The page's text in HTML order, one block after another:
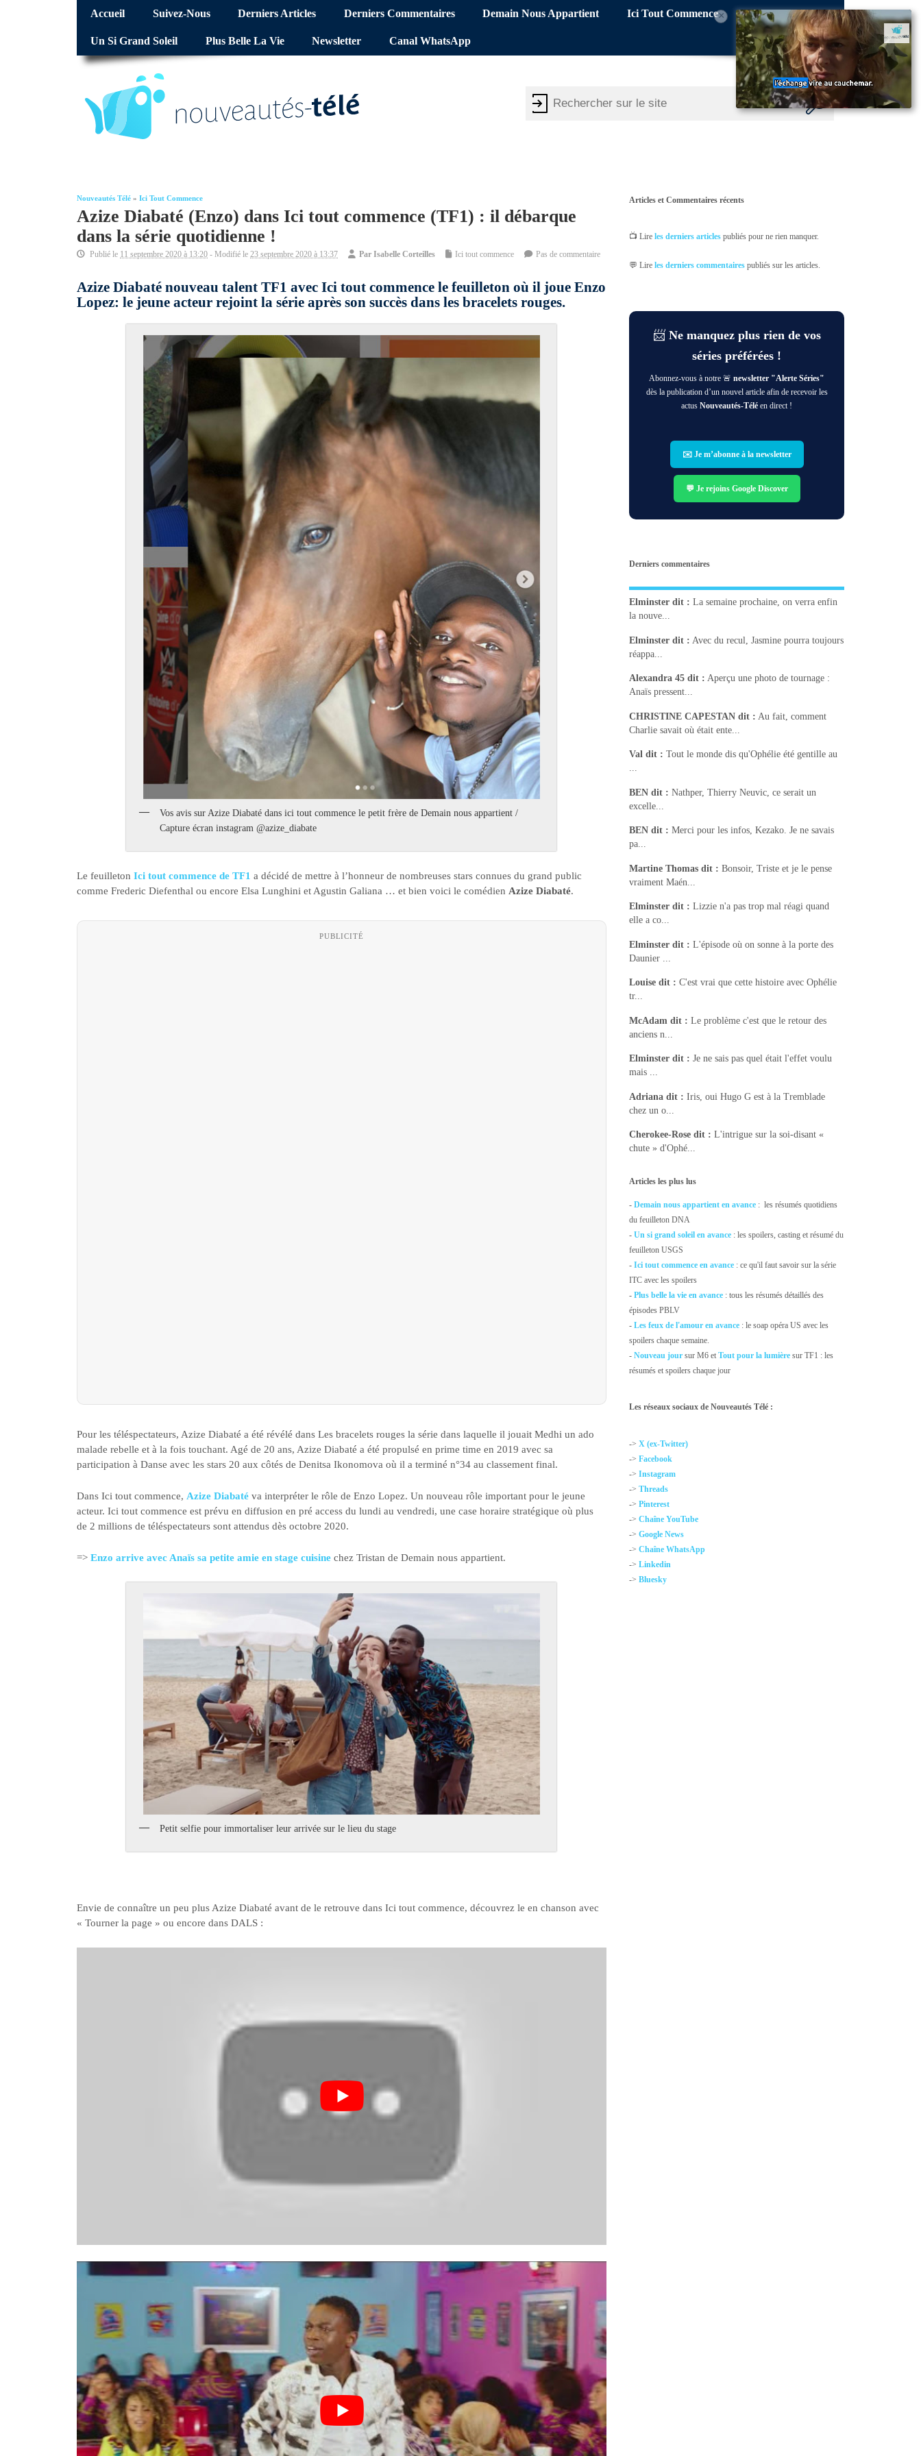
Accueil Suivez-Nous Derniers Articles Derniers Commentaires Demain Nous Appartient Ici Tout Commence
Un Si Grand Soleil Plus Belle La Vie Newsletter Canal WhatsApp
Nouveautés Télé » Ici Tout Commence
Azize Diabaté (Enzo) dans Ici tout commence (TF1) : il débarque
dans la série quotidienne !
Publié le 11 septembre 2020 à 13:20 - Modifié le 23 septembre 2020 à 13:37 Par Isabelle Corteilles Ici tout commence Pas de commentaire
Azize Diabaté nouveau talent TF1 avec Ici tout commence le feuilleton où il joue Enzo
Lopez: le jeune acteur rejoint la série après son succès dans les bracelets rouges.
Vos avis sur Azize Diabaté dans ici tout commence le petit frère de Demain nous appartient /
Capture écran instagram @azize_diabate
Le feuilleton Ici tout commence de TF1 a décidé de mettre à l’honneur de nombreuses stars connues du grand public
comme Frederic Diefenthal ou encore Elsa Lunghini et Agustin Galiana … et bien voici le comédien Azize Diabaté.
PUBLICITÉ
Pour les téléspectateurs, Azize Diabaté a été révélé dans Les bracelets rouges la série dans laquelle il jouait Medhi un ado
malade rebelle et à la fois touchant. Agé de 20 ans, Azize Diabaté a été propulsé en prime time en 2019 avec sa
participation à Danse avec les stars 20 aux côtés de Denitsa Ikonomova où il a terminé n°34 au classement final.
Dans Ici tout commence, Azize Diabaté va interpréter le rôle de Enzo Lopez. Un nouveau rôle important pour le jeune
acteur. Ici tout commence est prévu en diffusion en pré access du lundi au vendredi, une case horaire stratégique où plus
de 2 millions de téléspectateurs sont attendus dès octobre 2020.
=> Enzo arrive avec Anaïs sa petite amie en stage cuisine chez Tristan de Demain nous appartient.
Petit selfie pour immortaliser leur arrivée sur le lieu du stage
Envie de connaître un peu plus Azize Diabaté avant de le retrouve dans Ici tout commence, découvrez le en chanson avec
« Tourner la page » ou encore dans DALS :
×
Articles et Commentaires récents
📺 Lireles derniers articles publiés pour ne rien manquer.
💬 Lireles derniers commentaires publiés sur les articles.
📨 Ne manquez plus rien de vos
séries préférées !
Abonnez-vous à notre 🚨newsletter "Alerte Séries"
dès la publication d’un nouvel article afin de recevoir les
actusNouveautés-Télé en direct !
✉️ Je m’abonne à la newsletter
💬 Je rejoins Google Discover
Derniers commentaires
Elminster dit : La semaine prochaine, on verra enfin
la nouve...
Elminster dit : Avec du recul, Jasmine pourra toujours
réappa...
Alexandra 45 dit : Aperçu une photo de tournage :
Anaïs pressent...
CHRISTINE CAPESTAN dit : Au fait, comment
Charlie savait où était ente...
Val dit : Tout le monde dis qu'Ophélie été gentille au
...
BEN dit : Nathper, Thierry Neuvic, ce serait un
excelle...
BEN dit : Merci pour les infos, Kezako. Je ne savais
pa...
Martine Thomas dit : Bonsoir, Triste et je le pense
vraiment Maén...
Elminster dit : Lizzie n'a pas trop mal réagi quand
elle a co...
Elminster dit : L'épisode où on sonne à la porte des
Daunier ...
Louise dit : C'est vrai que cette histoire avec Ophélie
tr...
McAdam dit : Le problème c'est que le retour des
anciens n...
Elminster dit : Je ne sais pas quel était l'effet voulu
mais ...
Adriana dit : Iris, oui Hugo G est à la Tremblade
chez un o...
Cherokee-Rose dit : L'intrigue sur la soi-disant «
chute » d'Ophé...
Articles les plus lus
-Demain nous appartient en avance : les résumés quotidiens
du feuilleton DNA
-Un si grand soleil en avance : les spoilers, casting et résumé du
feuilleton USGS
-Ici tout commence en avance : ce qu'il faut savoir sur la série
ITC avec les spoilers
- Plus belle la vie en avance : tous les résumés détaillés des
épisodes PBLV
-Les feux de l'amour en avance : le soap opéra US avec les
spoilers chaque semaine.
-Nouveau jour sur M6 etTout pour la lumière sur TF1 : les
résumés et spoilers chaque jour
Les réseaux sociaux de Nouveautés Télé :
->X (ex-Twitter)
->Facebook
->Instagram
->Threads
->Pinterest
->Chaîne YouTube
->Google News
->Chaîne WhatsApp
->Linkedin
->Bluesky